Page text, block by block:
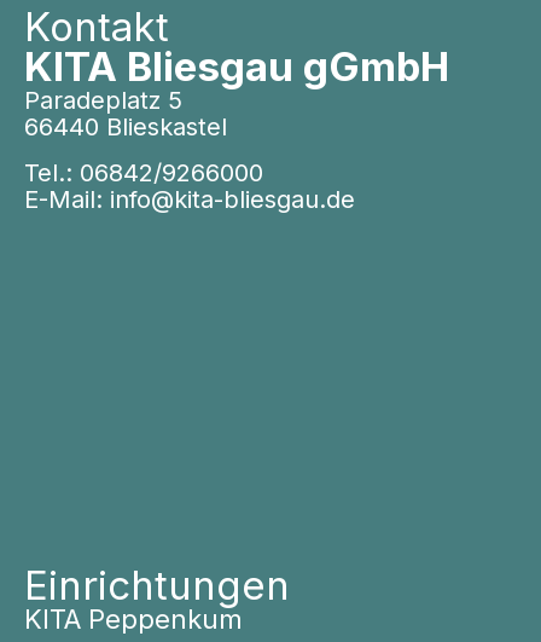
Kontakt
KITA Bliesgau gGmbH
Paradeplatz 5
66440 Blieskastel
Tel.: 06842/9266000
E-Mail: info@kita-bliesgau.de
Einrichtungen
KITA Peppenkum